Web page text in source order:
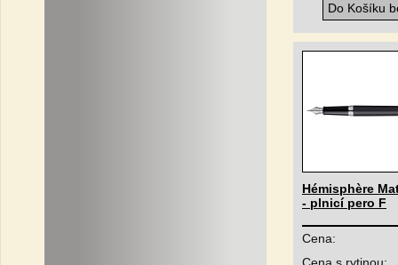
Do Košíku
Hémisphère
- plnicí pero F
Cena: